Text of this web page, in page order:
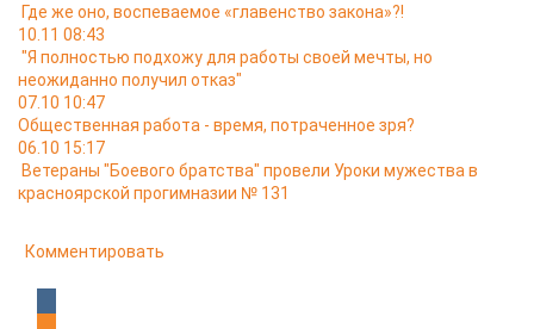
Где же оно, воспеваемое «главенство закона»?!
10.11 08:43
"Я полностью подхожу для работы своей мечты, но
неожиданно получил отказ"
07.10 10:47
Общественная работа - время, потраченное зря?
06.10 15:17
Ветераны "Боевого братства" провели Уроки мужества в
красноярской прогимназии № 131
Комментировать